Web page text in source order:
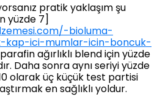
pratik yaklaşım şu
yüzde 7]
bioluma-
kap-ici-mumlar-icin-boncuk-
ağırlıklı blend için yüzde
Daha sonra aynı seriyi yüzde
olarak üç küçük test partisi
en sağlıklı yoldur.